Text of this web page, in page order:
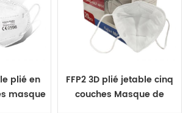
plié en
masque
FFP2 3D plié jetable cinq
couches Masque de